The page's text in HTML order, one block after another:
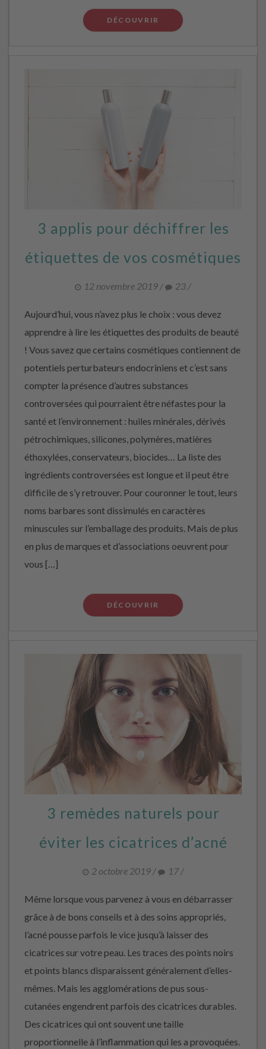
DÉCOUVRIR
3 applis pour déchiffrer les
étiquettes de vos cosmétiques
12 novembre 2019 / 23 /
Aujourd’hui, vous n’avez plus le choix : vous devez
apprendre à lire les étiquettes des produits de beauté
! Vous savez que certains cosmétiques contiennent de
potentiels perturbateurs endocriniens et c’est sans
compter la présence d’autres substances
controversées qui pourraient être néfastes pour la
santé et l’environnement : huiles minérales, dérivés
pétrochimiques, silicones, polymères, matières
éthoxylées, conservateurs, biocides… La liste des
ingrédients controversées est longue et il peut être
difficile de s’y retrouver. Pour couronner le tout, leurs
noms barbares sont dissimulés en caractères
minuscules sur l’emballage des produits. Mais de plus
en plus de marques et d’associations oeuvrent pour
vous […]
DÉCOUVRIR
3 remèdes naturels pour
éviter les cicatrices d’acné
2 octobre 2019/ 17/
Même lorsque vous parvenez à vous en débarrasser
grâce à de bons conseils et à des soins appropriés,
l’acné pousse parfois le vice jusqu’à laisser des
cicatrices sur votre peau. Les traces des points noirs
et points blancs disparaissent généralement d’elles-
mêmes. Mais les agglomérations de pus sous-
cutanées engendrent parfois des cicatrices durables.
Des cicatrices qui ont souvent une taille
proportionnelle à l’inflammation qui les a provoquées.